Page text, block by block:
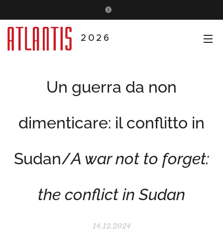
2026
Un guerra da non
dimenticare: il conflitto in
Sudan/A war not to forget:
the conflict in Sudan
14.12.2024